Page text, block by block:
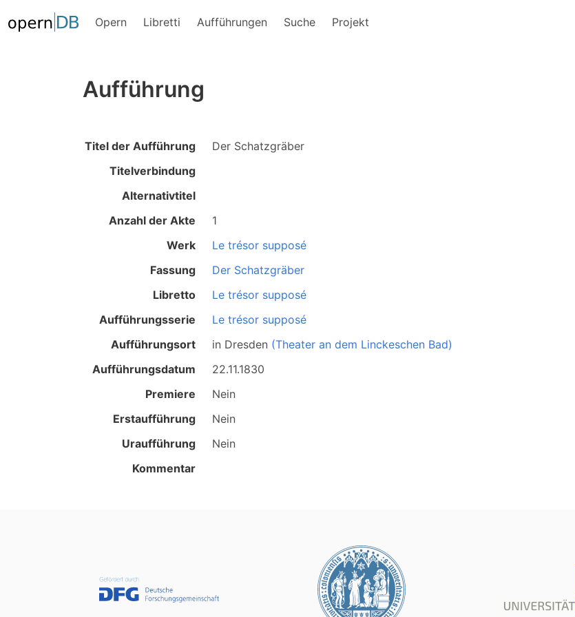
Opern Libretti Aufführungen Suche Projekt
Aufführung
Titel der Aufführung
Der Schatzgräber
Titelverbindung
Alternativtitel
Anzahl der Akte
1
Werk
Le trésor supposé
Fassung
Der Schatzgräber
Libretto
Le trésor supposé
Aufführungsserie
Le trésor supposé
Aufführungsort
in Dresden (Theater an dem Linckeschen Bad)
Aufführungsdatum
22.11.1830
Premiere
Nein
Erstaufführung
Nein
Uraufführung
Nein
Kommentar